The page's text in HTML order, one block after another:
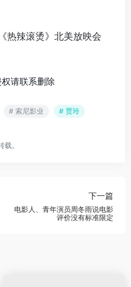
请联系删除
# 索尼影业 # 贾玲
。
下一篇
电影人、青年演员周冬雨说电影
评价没有标准限定